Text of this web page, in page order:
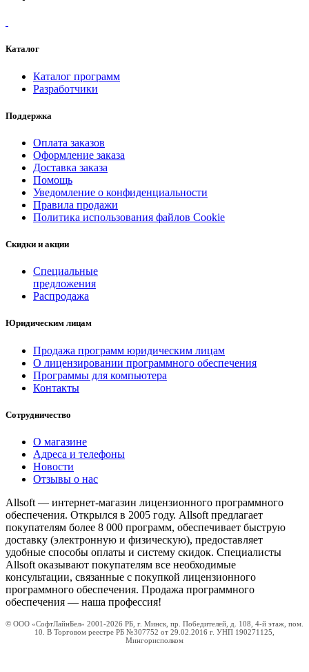
Каталог
Каталог программ
Разработчики
Поддержка
Оплата заказов
Оформление заказа
Доставка заказа
Помощь
Уведомление о конфиденциальности
Правила продажи
Политика использования файлов Cookie
Скидки и акции
Специальные
предложения
Распродажа
Юридическим лицам
Продажа программ юридическим лицам
О лицензировании программного обеспечения
Программы для компьютера
Контакты
Сотрудничество
О магазине
Адреса и телефоны
Новости
Отзывы о нас
Allsoft — интернет-магазин лицензионного программного
обеспечения. Открылся в 2005 году. Allsoft предлагает
покупателям более 8 000 программ, обеспечивает быструю
доставку (электронную и физическую), предоставляет
удобные способы оплаты и систему скидок. Специалисты
Allsoft оказывают покупателям все необходимые
консультации, связанные с покупкой лицензионного
программного обеспечения. Продажа программного
обеспечения — наша профессия!
© ООО «СофтЛайнБел» 2001-2026 РБ, г. Минск, пр. Победителей, д. 108, 4-й этаж, пом.
10. В Торговом реестре РБ №307752 от 29.02.2016 г. УНП 190271125,
Мингорисполком